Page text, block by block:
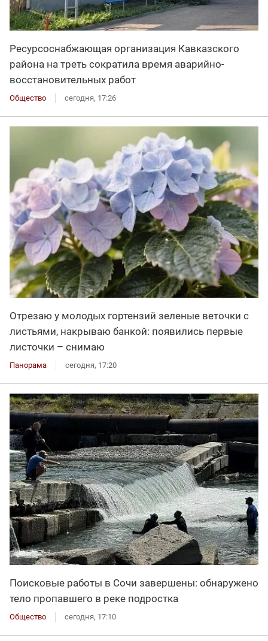
Ресурсоснабжающая организация Кавказского
района на треть сократила время аварийно-
восстановительных работ
Общество сегодня, 17:26
Отрезаю у молодых гортензий зеленые веточки с
листьями, накрываю банкой: появились первые
листочки – снимаю
Панорама сегодня, 17:20
Поисковые работы в Сочи завершены: обнаружено
тело пропавшего в реке подростка
Общество сегодня, 17:10